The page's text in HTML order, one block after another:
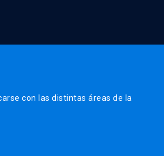
con las distintas áreas de la